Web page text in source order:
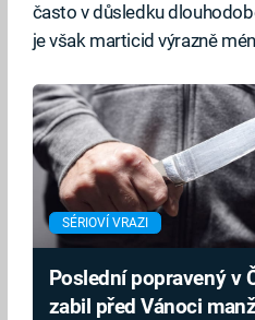
často v důsledku
je však marticid výrazně
SÉRIOVÍ VRAZI
Poslední popravený v
zabil před Vánoci